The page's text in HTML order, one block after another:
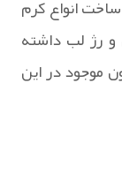
انواع کرم
و رژ لب داشته
موجود در این